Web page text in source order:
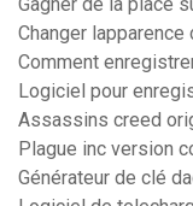
Gagner de la place
Changer
Comment
Logiciel pour
Assassins creed
Plague inc version
Générateur de clé